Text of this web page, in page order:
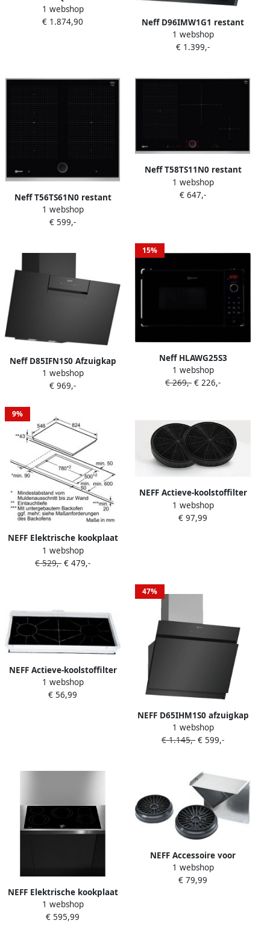
kookplaat met afzuiging
Twist Touch
1 webshop
€ 1.874,90
Neff D96IMW1G1 restant
1 webshop
€ 1.399,-
Neff T56TS61N0 restant
1 webshop
€ 599,-
Neff T58TS11N0 restant
1 webshop
€ 647,-
Neff D85IFN1S0 Afzuigkap
687 m³ uur Afvoerend
recirculerend 56 dB A+ label
1 webshop
€ 969,-
15%
Neff HLAWG25S3
magnetron Ingebouwd
Solo-magnetron 20 l 800 W
1 webshop
€ 269,- € 226,-
9%
NEFF Elektrische kookplaat
van SCHOTT CERAN
T18TT16N0 met intuïtieve
1 webshop
€ 529,- € 479,-
NEFF Actieve-koolstoffilter
Z5135X1
1 webshop
€ 97,99
NEFF Actieve-koolstoffilter
Z5155X0
1 webshop
€ 56,99
47%
NEFF D65IHM1S0 afzuigkap
(590 mm breed 499 mm
diep)
1 webshop
€ 1.145,- € 599,-
NEFF Elektrische kookplaat
van SCHOTT CERAN
T18PT16X0 met intuïtieve
1 webshop
€ 595,99
NEFF Accessoire voor
ventilatie Z5138X5
Starterset (3-delig)
1 webshop
€ 79,99